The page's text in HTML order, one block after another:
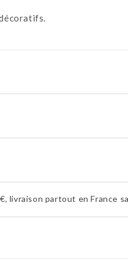
livraison partout en France